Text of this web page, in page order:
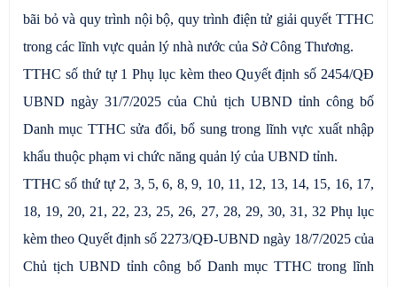
bãi bỏ và quy trình nội bộ, quy trình điện tử giải quyết TTHC
trong các lĩnh vực quản lý nhà nước của Sở Công Thương.
TTHC số thứ tự 1 Phụ lục kèm theo Quyết định số 2454/QĐ
UBND ngày 31/7/2025 của Chủ tịch UBND tỉnh công bố
Danh mục TTHC sửa đổi, bổ sung trong lĩnh vực xuất nhập
khẩu thuộc phạm vi chức năng quản lý của UBND tỉnh.
TTHC số thứ tự 2, 3, 5, 6, 8, 9, 10, 11, 12, 13, 14, 15, 16, 17,
18, 19, 20, 21, 22, 23, 25, 26, 27, 28, 29, 30, 31, 32 Phụ lục
kèm theo Quyết định số 2273/QĐ-UBND ngày 18/7/2025 của
Chủ tịch UBND tỉnh công bố Danh mục TTHC trong lĩnh